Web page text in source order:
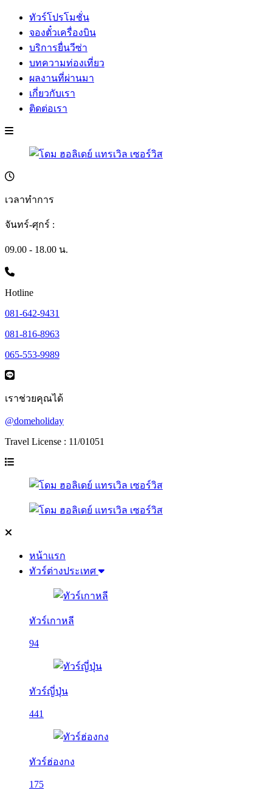
ทัวร์โปรโมชั่น
จองตั๋วเครื่องบิน
บริการยื่นวีซ่า
บทความท่องเที่ยว
ผลงานที่ผ่านมา
เกี่ยวกับเรา
ติดต่อเรา
เวลาทำการ
จันทร์-ศุกร์ :
09.00 - 18.00 น.
Hotline
081-642-9431
081-816-8963
065-553-9989
เราช่วยคุณได้
@domeholiday
Travel License : 11/01051
หน้าแรก
ทัวร์ต่างประเทศ
ทัวร์เกาหลี
94
ทัวร์ญี่ปุ่น
441
ทัวร์ฮ่องกง
175